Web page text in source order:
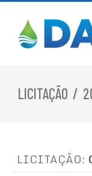
LICITAÇÃO
LICITAÇÃO: